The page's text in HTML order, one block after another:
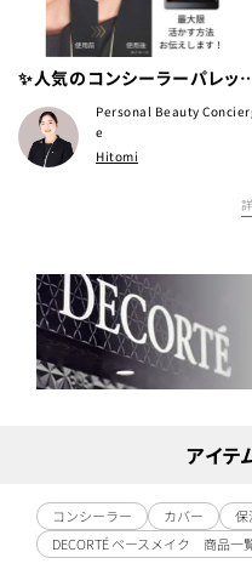
✨人気のコンシーラーパレッ
から待望のカラーコントロー
パレット発売✨
Personal Beauty
e
Hitomi
アイテ
コンシーラー カバー 保
DECORTÉ ベースメイク 商品一